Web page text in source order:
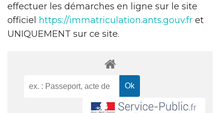
effectuer les démarches en ligne sur le site
officiel
https://immatriculation.ants.gouv.fr et
UNIQUEMENT sur ce site.